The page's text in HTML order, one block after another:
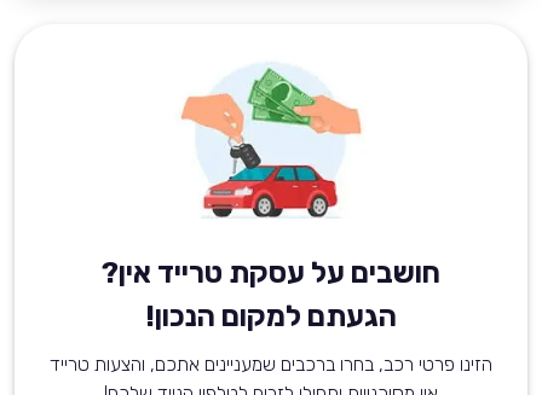
חושבים על עסקת טרייד אין?
הגעתם למקום הנכון!
הזינו פרטי רכב, בחרו ברכבים שמעניינים אתכם, והצעות טרייד